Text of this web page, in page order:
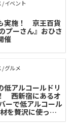
/ イベント
実施！ 京王百貨
プーさん』おひさ
催
/ グルメ
低アルコールドリ
西新宿にあるオ
ーで低アルコール
を贅沢に使った